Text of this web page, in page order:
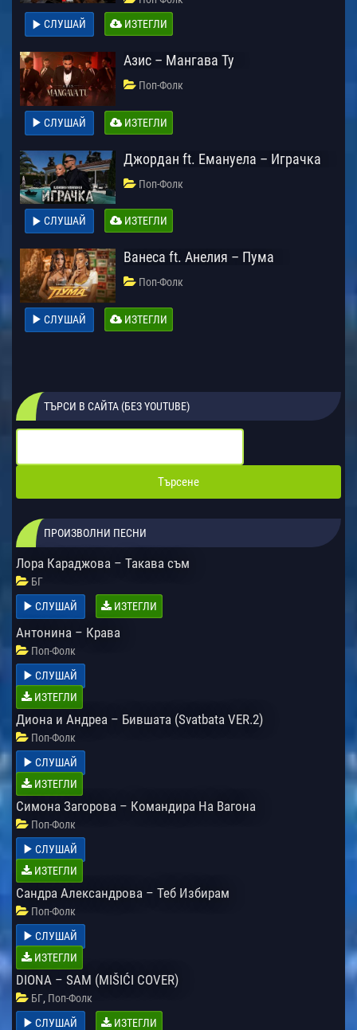
СЛУШАЙ
ИЗТЕГЛИ
Азис – Мангава Ту
Поп-Фолк
СЛУШАЙ ИЗТЕГЛИ
Джордан ft. Емануела – Играчка
Поп-Фолк
СЛУШАЙ ИЗТЕГЛИ
Ванеса ft. Анелия – Пума
Поп-Фолк
СЛУШАЙ ИЗТЕГЛИ
ТЪРСИ В САЙТА (БЕЗ YOUTUBE)
ПРОИЗВОЛНИ ПЕСНИ
Лора Караджова – Такава съм
БГ
СЛУШАЙ
ИЗТЕГЛИ
Антонина – Крава
Поп-Фолк
СЛУШАЙ
ИЗТЕГЛИ
Диона и Андреа – Бившата (Svatbata VER.2)
Поп-Фолк
СЛУШАЙ
ИЗТЕГЛИ
Симона Загорова – Командира На Вагона
Поп-Фолк
СЛУШАЙ
ИЗТЕГЛИ
Сандра Александрова – Теб Избирам
Поп-Фолк
СЛУШАЙ
ИЗТЕГЛИ
DIONA – SAM (MIŠIĆI COVER)
БГ, Поп-Фолк
СЛУШАЙ
ИЗТЕГЛИ